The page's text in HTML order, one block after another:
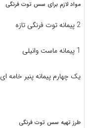
مواد لازم برای سس توت فرنگی
2 پیمانه توت فرنگی تازه
1 پیمانه ماست وانیلی
یک چهارم پیمانه پنیر خامه ای
طرز تهیه سس توت فرنگی